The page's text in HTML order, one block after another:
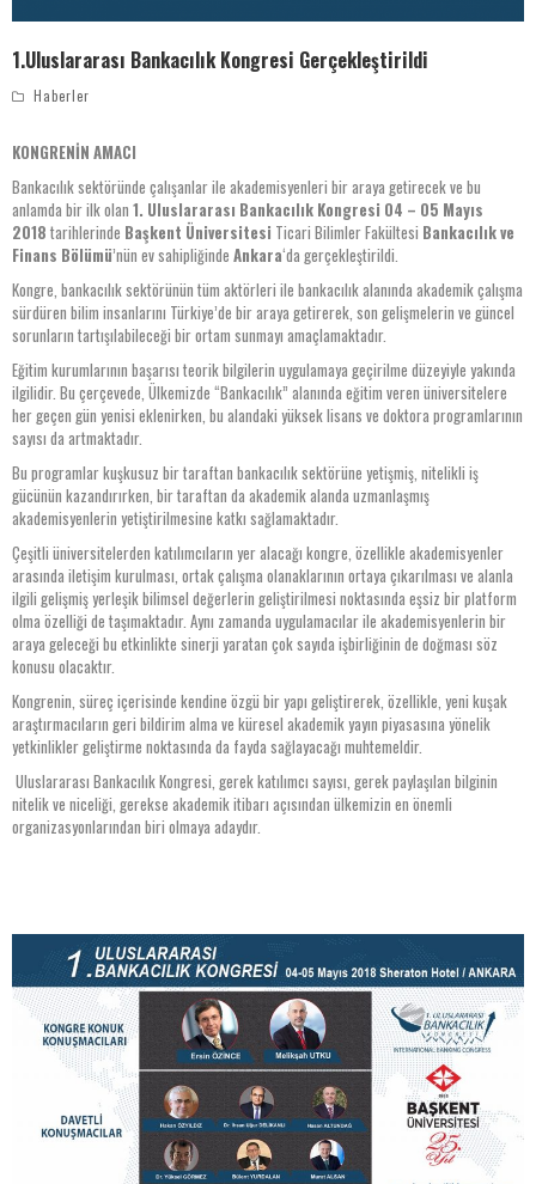
1.Uluslararası Bankacılık Kongresi Gerçekleştirildi
Haberler
KONGRENİN AMACI
Bankacılık sektöründe çalışanlar ile akademisyenleri bir araya getirecek ve bu
anlamda bir ilk olan 1. Uluslararası Bankacılık Kongresi 04 – 05 Mayıs
2018 tarihlerinde Başkent Üniversitesi Ticari Bilimler Fakültesi Bankacılık ve
Finans Bölümü’nün ev sahipliğinde Ankara‘da gerçekleştirildi.
Kongre, bankacılık sektörünün tüm aktörleri ile bankacılık alanında akademik çalışma
sürdüren bilim insanlarını Türkiye’de bir araya getirerek, son gelişmelerin ve güncel
sorunların tartışılabileceği bir ortam sunmayı amaçlamaktadır.
Eğitim kurumlarının başarısı teorik bilgilerin uygulamaya geçirilme düzeyiyle yakında
ilgilidir. Bu çerçevede, Ülkemizde “Bankacılık” alanında eğitim veren üniversitelere
her geçen gün yenisi eklenirken, bu alandaki yüksek lisans ve doktora programlarının
sayısı da artmaktadır.
Bu programlar kuşkusuz bir taraftan bankacılık sektörüne yetişmiş, nitelikli iş
gücünün kazandırırken, bir taraftan da akademik alanda uzmanlaşmış
akademisyenlerin yetiştirilmesine katkı sağlamaktadır.
Çeşitli üniversitelerden katılımcıların yer alacağı kongre, özellikle akademisyenler
arasında iletişim kurulması, ortak çalışma olanaklarının ortaya çıkarılması ve alanla
ilgili gelişmiş yerleşik bilimsel değerlerin geliştirilmesi noktasında eşsiz bir platform
olma özelliği de taşımaktadır. Aynı zamanda uygulamacılar ile akademisyenlerin bir
araya geleceği bu etkinlikte sinerji yaratan çok sayıda işbirliğinin de doğması söz
konusu olacaktır.
Kongrenin, süreç içerisinde kendine özgü bir yapı geliştirerek, özellikle, yeni kuşak
araştırmacıların geri bildirim alma ve küresel akademik yayın piyasasına yönelik
yetkinlikler geliştirme noktasında da fayda sağlayacağı muhtemeldir.
Uluslararası Bankacılık Kongresi, gerek katılımcı sayısı, gerek paylaşılan bilginin
nitelik ve niceliği, gerekse akademik itibarı açısından ülkemizin en önemli
organizasyonlarından biri olmaya adaydır.